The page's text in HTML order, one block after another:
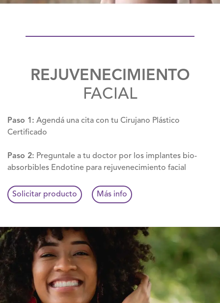
REJUVENECIMIENTO
FACIAL
Paso 1: Agendá una cita con tu Cirujano Plástico
Certificado
Paso 2: Preguntale a tu doctor por los implantes bio-
absorbibles Endotine para rejuvenecimiento facial
Solicitar producto Más info